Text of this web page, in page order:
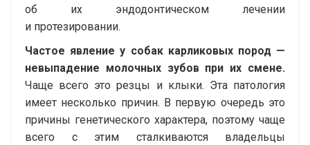
об их эндодонтическом лечении
и протезировании.
Частое явление у собак карликовых пород —
невыпадение молочных зубов при их смене.
Чаще всего это резцы и клыки. Эта патология
имеет несколько причин. В первую очередь это
причины генетического характера, поэтому чаще
всего с этим сталкиваются владельцы